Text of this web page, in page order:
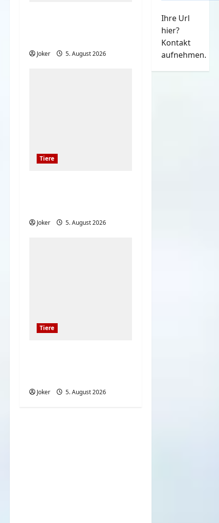
Joker 5. August 2026
Tiere
Joker 5. August 2026
Tiere
Joker 5. August 2026
Ihre Url
hier?
Kontakt
aufnehmen.